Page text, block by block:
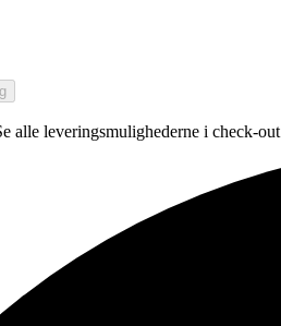
alle leveringsmulighederne i check-out